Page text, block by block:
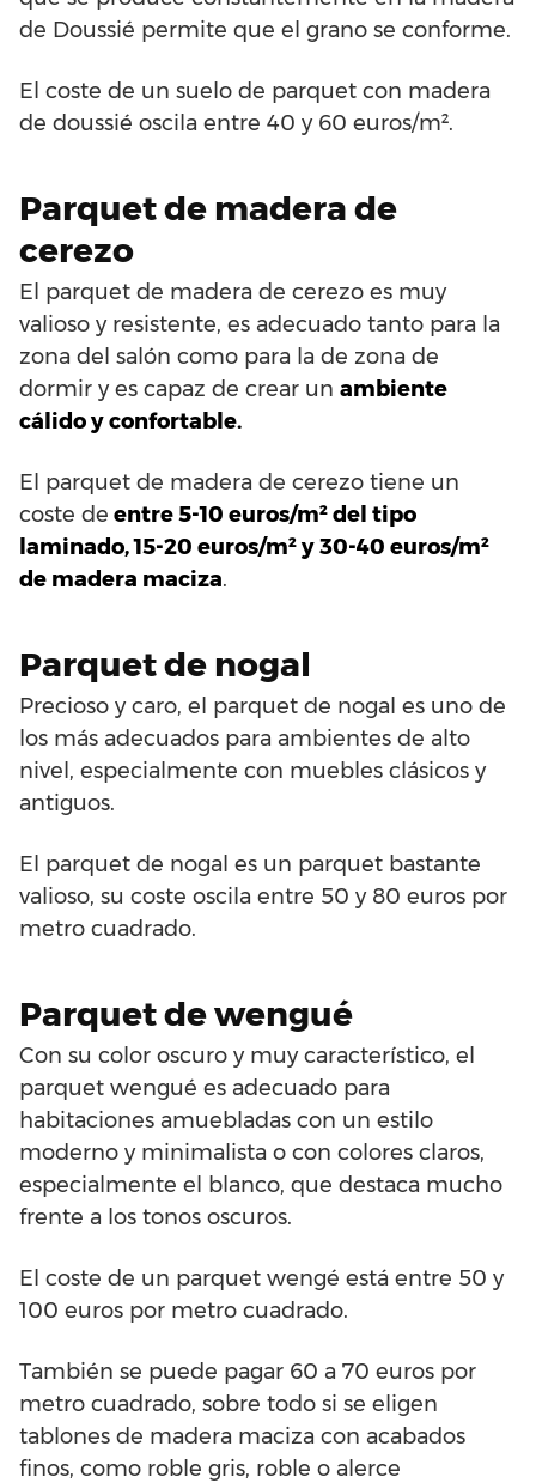
de Doussié permite que el grano se conforme.
El coste de un suelo de parquet con madera
de doussié oscila entre 40 y 60 euros/m².
Parquet de madera de
cerezo
El parquet de madera de cerezo es muy
valioso y resistente, es adecuado tanto para la
zona del salón como para la de zona de
dormir y es capaz de crear un ambiente
cálido y confortable.
El parquet de madera de cerezo tiene un
coste de entre 5-10 euros/m² del tipo
laminado, 15-20 euros/m² y 30-40 euros/m²
de madera maciza.
Parquet de nogal
Precioso y caro, el parquet de nogal es uno de
los más adecuados para ambientes de alto
nivel, especialmente con muebles clásicos y
antiguos.
El parquet de nogal es un parquet bastante
valioso, su coste oscila entre 50 y 80 euros por
metro cuadrado.
Parquet de wengué
Con su color oscuro y muy característico, el
parquet wengué es adecuado para
habitaciones amuebladas con un estilo
moderno y minimalista o con colores claros,
especialmente el blanco, que destaca mucho
frente a los tonos oscuros.
El coste de un parquet wengé está entre 50 y
100 euros por metro cuadrado.
También se puede pagar 60 a 70 euros por
metro cuadrado, sobre todo si se eligen
tablones de madera maciza con acabados
finos, como roble gris, roble o alerce